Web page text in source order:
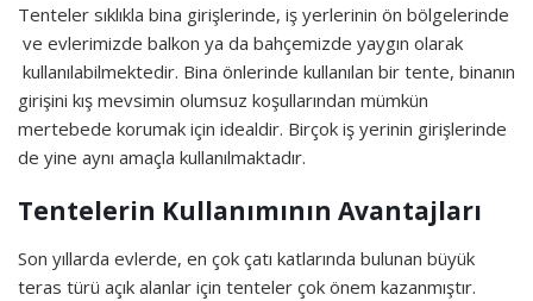
Tenteler sıklıkla bina girişlerinde, iş yerlerinin ön bölgelerinde
ve evlerimizde balkon ya da bahçemizde yaygın olarak
kullanılabilmektedir. Bina önlerinde kullanılan bir tente, binanın
girişini kış mevsimin olumsuz koşullarından mümkün
mertebede korumak için idealdir. Birçok iş yerinin girişlerinde
de yine aynı amaçla kullanılmaktadır.
Tentelerin Kullanımının Avantajları
Son yıllarda evlerde, en çok çatı katlarında bulunan büyük
teras türü açık alanlar için tenteler çok önem kazanmıştır.